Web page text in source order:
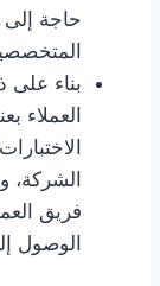
حاجة
بناء
العملاء
الشركة،
فريق
الوصول